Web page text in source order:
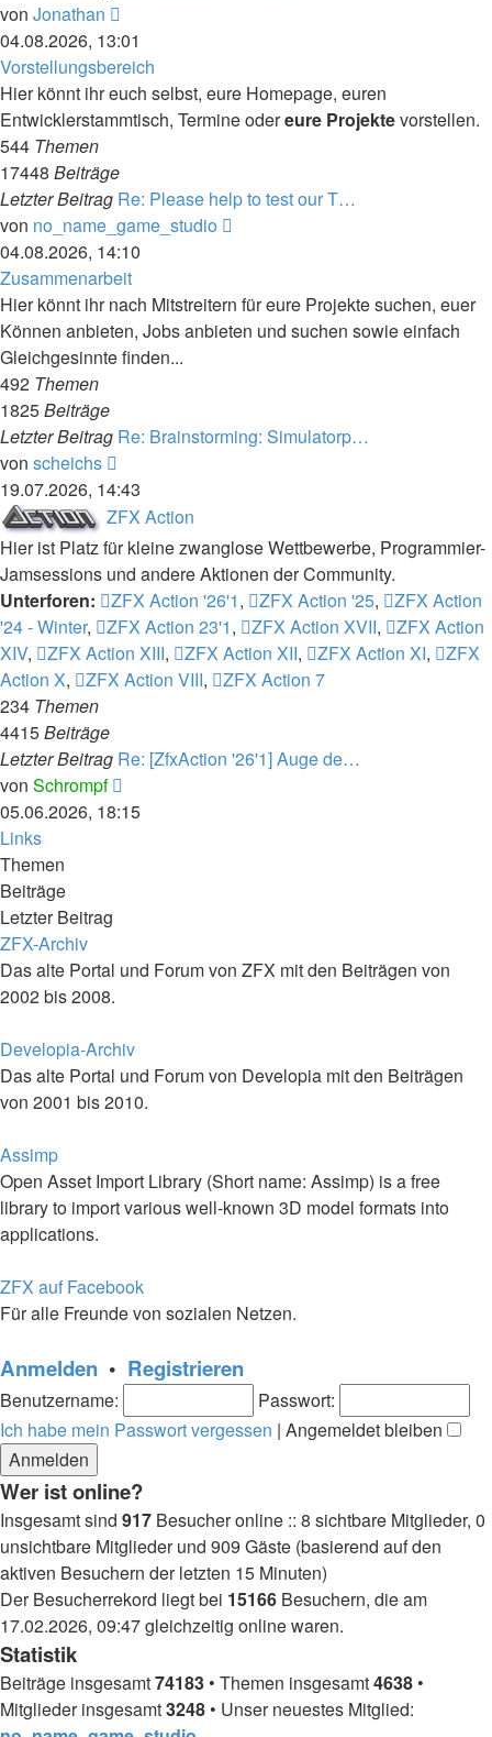
von Jonathan
Beitrag
04.08.2026, 13:01
Vorstellungsbereich
Hier könnt ihr euch selbst, eure Homepage, euren
Entwicklerstammtisch, Termine odereure Projektevorstellen.
544 Themen
17448 Beiträge
Letzter Beitrag Re: Please help to test our T…
von no_name_game_studio
04.08.2026, 14:10
Zusammenarbeit
Hier könnt ihr nach Mitstreitern für eure Projekte suchen, euer
Können anbieten, Jobs anbieten und suchen sowie einfach
Gleichgesinnte finden...
492 Themen
1825Beiträge
Letzter Beitrag Re: Brainstorming: Simulatorp…
von scheichs
Beitrag
19.07.2026, 14:43
ZFX Action
Hier ist Platz für kleine zwanglose Wettbewerbe, Programmier-
Jamsessions und andere Aktionen der Community.
Unterforen:
ZFX Action '26'1, ZFX Action '25,
ZFX Action
'24 - Winter, ZFX Action 23'1, ZFX Action XVII,
ZFX Action
XIV, ZFX Action XIII, ZFX Action XII, ZFX Action XI,
ZFX
Action X, ZFX Action VIII,
ZFX Action 7
234 Themen
4415Beiträge
Letzter Beitrag Re: [ZfxAction '26'1] Auge de…
von Schrompf
Beitrag
05.06.2026, 18:15
Links
Themen
Beiträge
Letzter Beitrag
ZFX-Archiv
Das alte Portal und Forum von ZFX mit den Beiträgen von
2002 bis 2008.
Developia-Archiv
Das alte Portal und Forum von Developia mit den Beiträgen
von 2001 bis 2010.
Assimp
Open Asset Import Library (Short name: Assimp) is a free
library to import various well-known 3D model formats into
applications.
ZFX auf Facebook
Für alle Freunde von sozialen Netzen.
Anmelden • Registrieren
Benutzername:
Passwort:
Ich habe mein Passwort vergessen | Angemeldet bleiben
Wer ist online?
Insgesamt sind 917 Besucher online :: 8 sichtbare Mitglieder, 0
unsichtbare Mitglieder und 909 Gäste (basierend auf den
aktiven Besuchern der letzten 15 Minuten)
Der Besucherrekord liegt bei 15166 Besuchern, die am
17.02.2026, 09:47 gleichzeitig online waren.
Statistik
Beiträge insgesamt74183 • Themen insgesamt4638 •
Mitglieder insgesamt3248 • Unser neuestes Mitglied: